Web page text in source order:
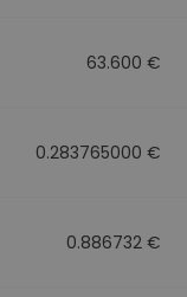
63.600 €
0.283765000 €
0.886732 €